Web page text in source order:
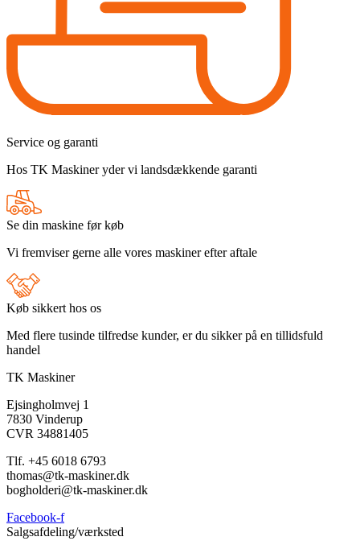
Service og garanti
Hos TK Maskiner yder vi landsdækkende garanti
Se din maskine før køb
Vi fremviser gerne alle vores maskiner efter aftale
Køb sikkert hos os
Med flere tusinde tilfredse kunder, er du sikker på en tillidsfuld
handel
TK Maskiner
Ejsingholmvej 1
7830 Vinderup
CVR 34881405
​Tlf. +45 6018 6793
thomas@tk-maskiner.dk
bogholderi@tk-maskiner.dk
Facebook-f
Salgsafdeling/værksted